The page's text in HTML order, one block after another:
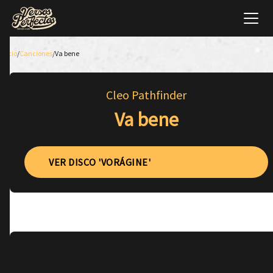
Inicio/Canciones/Va bene
Cleo Pathfinder
Va bene
VER DISCO 'VOR​Á​GINE'